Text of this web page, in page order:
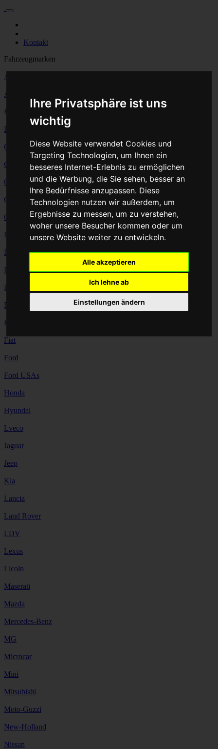
Ihre Privatsphäre ist uns
wichtig
Diese Website verwendet Cookies und
Targeting Technologien, um Ihnen ein
besseres Internet-Erlebnis zu ermöglichen
und die Werbung, die Sie sehen, besser an
Ihre Bedürfnisse anzupassen. Diese
Technologien nutzen wir außerdem, um
Ergebnisse zu messen, um zu verstehen,
woher unsere Besucher kommen oder um
unsere Website weiter zu entwickeln.
Alle akzeptieren
Ich lehne ab
Einstellungen ändern
Kontakt
Fahrzeugmarken
Alfa-Romeo
Audi
Bentley
BMW
Cadillac
Can-Am
Chevrolet
Chrysler
Citroen
Dacia
DAF
Daihatsu
Dodge
Ducati
Ferrari
Fiat
Ford
Ford USAs
Honda
Hyundai
Lveco
Jaguar
Jeep
Kia
Lancia
Land Rover
LDV
Lexus
Licoln
Maserati
Mazda
Mercedes-Benz
MG
Microcar
Mini
Mitsubishi
Moto-Guzzi
New-Holland
Nissan